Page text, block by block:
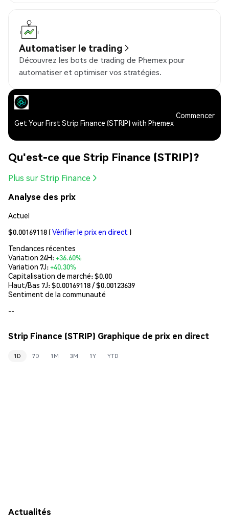
Automatiser le trading
Découvrez les bots de trading de Phemex pour
automatiser et optimiser vos stratégies.
Get Your First Strip Finance (STRIP) with Phemex
Commencer
Qu'est-ce que Strip Finance (STRIP)?
Plus sur Strip Finance
Analyse des prix
Actuel
$0.00169118 (Vérifier le prix en direct )
Tendances récentes
Variation 24H:+36.60%
Variation 7J:+40.30%
Capitalisation de marché:$0.00
Haut/Bas 7J: $0.00169118/ $0.00123639
Sentiment de la communauté
--
Strip Finance (STRIP) Graphique de prix en direct
1D 7D 1M 3M 1Y YTD
Actualités